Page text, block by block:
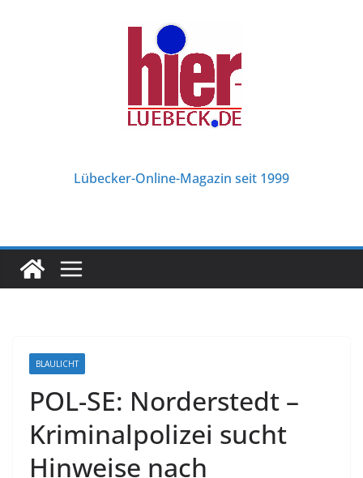
Lübecker-Online-Magazin seit 1999
BLAULICHT
POL-SE: Norderstedt –
Kriminalpolizei sucht
Hinweise nach